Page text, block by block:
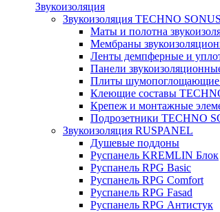
Звукоизоляция
Звукоизоляция TECHNO SONUS
Маты и полотна
Мембраны
Ленты демпферные и
Панели
Плиты шумопоглощающие
Клеющие составы
Крепеж и монтажные
Подрозетники TECHNO
Звукоизоляция RUSPANEL
Душевые поддоны
Руспанель KREMLIN Блок
Руспанель RPG Basic
Руспанель RPG Comfort
Руспанель RPG Fasad
Руспанель RPG Антистук